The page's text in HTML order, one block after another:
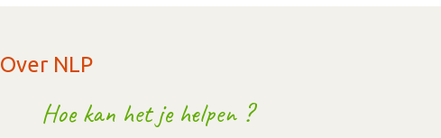
Over NLP
Hoe kan het je helpen ?